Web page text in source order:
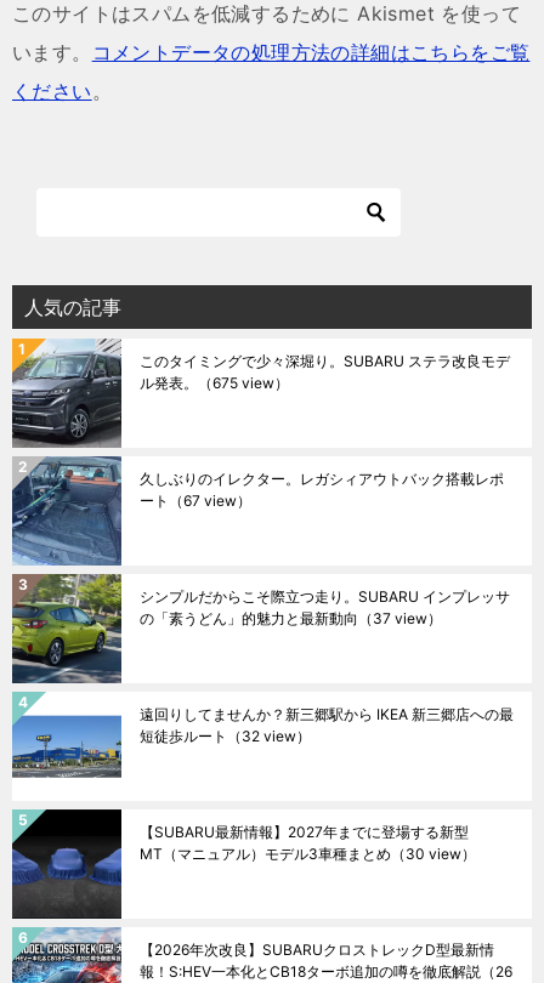
このサイトはスパムを低減するために Akismet を使って
います。
コメントデータの処理方法の詳細はこちらをご覧
ください。
人気の記事
このタイミングで少々深堀り。SUBARU ステラ改良モデ
ル発表。
（675 view）
久しぶりのイレクター。レガシィアウトバック搭載レポ
ート
（67 view）
シンプルだからこそ際立つ走り。SUBARU インプレッサ
の「素うどん」的魅力と最新動向 （37 view）
遠回りしてませんか？新三郷駅から IKEA 新三郷店への最
短徒歩ルート
（32 view）
【SUBARU最新情報】2027年までに登場する新型
MT（マニュアル）モデル3車種まとめ （30 view）
【2026年次改良】SUBARUクロストレックD型最新情
報！S:HEV一本化とCB18ターボ追加の噂を徹底解説 （26